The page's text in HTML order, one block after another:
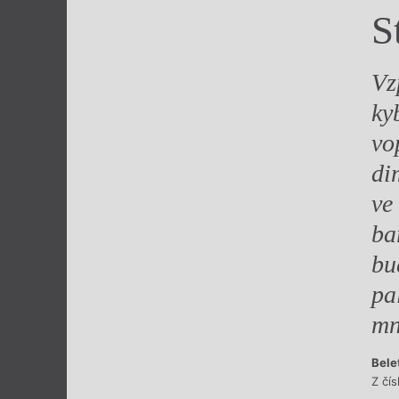
Výroční
Z